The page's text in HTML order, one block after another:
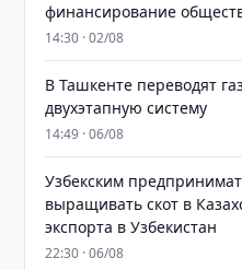
финансирование
14:30 · 02/08
В Ташкенте переводят
двухэтапную систему
14:49 · 06/08
Узбекским
выращивать скот в
экспорта в Узбекистан
22:30 · 06/08